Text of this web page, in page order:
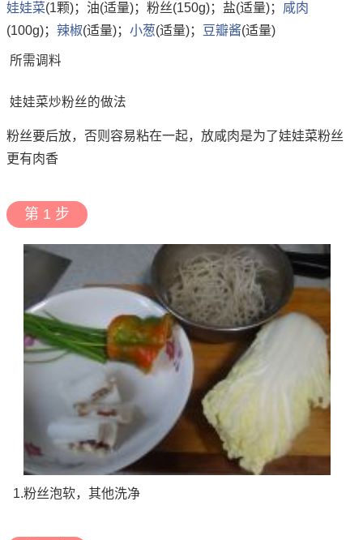
娃娃菜(1颗)；油(适量)；粉丝(150g)；盐(适量)； 咸肉
(100g)； 辣椒(适量)； 小葱(适量)； 豆瓣酱(适量)
所需调料
娃娃菜炒粉丝的做法
粉丝要后放，否则容易粘在一起，放咸肉是为了娃娃菜粉丝
更有肉香
第 1 步
1.粉丝泡软，其他洗净